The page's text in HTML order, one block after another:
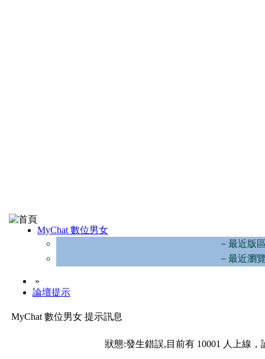
MyChat 數位男女
－最近版
－最近瀏
»
論壇提示
MyChat 數位男女 提示訊息
狀態:發生錯誤,目前有 10001 人上線